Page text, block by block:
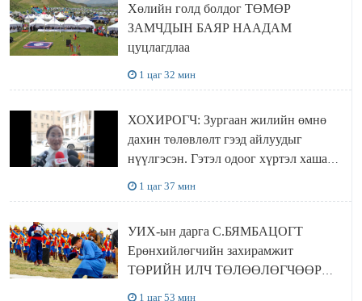
Хөлийн голд болдог ТӨМӨР
ЗАМЧДЫН БАЯР НААДАМ
цуцлагдлаа
1 цаг 32 мин
ХОХИРОГЧ: Зургаан жилийн өмнө
дахин төлөвлөлт гээд айлуудыг
нүүлгэсэн. Гэтэл одоог хүртэл хашаа
1 цаг 37 мин
УИХ-ын дарга С.БЯМБАЦОГТ
Ерөнхийлөгчийн захирамжит
ТӨРИЙН ИЛЧ ТӨЛӨӨЛӨГЧӨӨР
1 цаг 53 мин